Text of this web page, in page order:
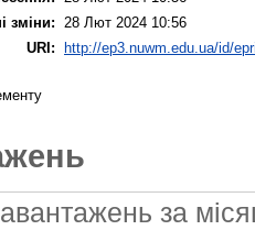
зміни: 28 Лют 2024 10:56
URI:
http://ep3.nuwm.edu.ua/id/
за